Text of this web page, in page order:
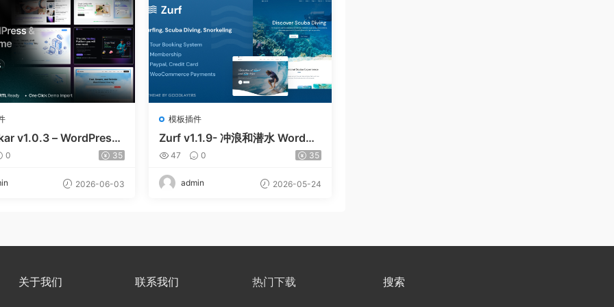
v1.0.3 – WordPress
主题
0 35
2026-06-03
模板插件
Zurf v1.1.9- 冲浪和潜水 WordPr
ess主题
47 0 35
admin 2026-05-24
关于我们 联系我们 热门下载 搜索